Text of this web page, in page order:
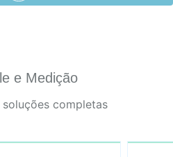
e Medição
completas